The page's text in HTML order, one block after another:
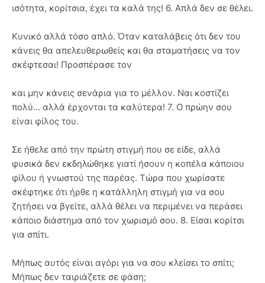
ισότητα, κορίτσια, έχει τα καλά της! 6. Απλά δεν σε θέλει.
Κυνικό αλλά τόσο απλό. Όταν καταλάβεις ότι δεν του
κάνεις θα απελευθερωθείς και θα σταματήσεις να τον
σκέφτεσαι! Προσπέρασε τον
και μην κάνεις σενάρια για το μέλλον. Ναι κοστίζει
πολύ… αλλά έρχονται τα καλύτερα! 7. Ο πρώην σου
είναι φίλος του.
Σε ήθελε από την πρώτη στιγμή που σε είδε, αλλά
φυσικά δεν εκδηλώθηκε γιατί ήσουν η κοπέλα κάποιου
φίλου ή γνωστού της παρέας. Τώρα που χωρίσατε
σκέφτηκε ότι ήρθε η κατάλληλη στιγμή για να σου
ζητήσει να βγείτε, αλλά θέλει να περιμένει να περάσει
κάποιο διάστημα από τον χωρισμό σου. 8. Είσαι κορίτσι
για σπίτι.
Μήπως αυτός είναι αγόρι για να σου κλείσει το σπίτι;
Μήπως δεν ταιριάζετε σε φάση;